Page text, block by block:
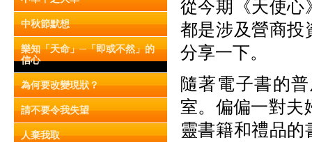
中秋節默想
樂知「天命」─「即或不然」的
信心
為何要改變現狀？
請不要令我失望
人棄我取
從今期《天使心
都是涉及營商投
分享一下。
隨著電子書的
室。偏偏一對夫
靈書籍和禮品